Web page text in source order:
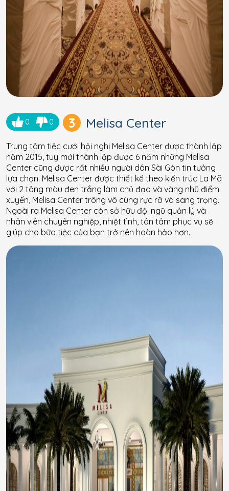
0 0 3 Melisa Center
Trung tâm tiệc cưới hội nghị Melisa Center được thành lập
năm 2015, tuy mới thành lập được 6 năm những Melisa
Center cũng được rất nhiều người dân Sài Gòn tin tưởng
lựa chọn. Melisa Center được thiết kế theo kiến trúc La Mã
với 2 tông màu đen trắng làm chủ đạo và vàng nhũ điểm
xuyến, Melisa Center trông vô cùng rực rỡ và sang trọng.
Ngoài ra Melisa Center còn sở hữu đội ngũ quản lý và
nhân viên chuyên nghiệp, nhiệt tình, tân tâm phục vụ sẽ
giúp cho bữa tiệc của bạn trở nên hoàn hảo hơn.